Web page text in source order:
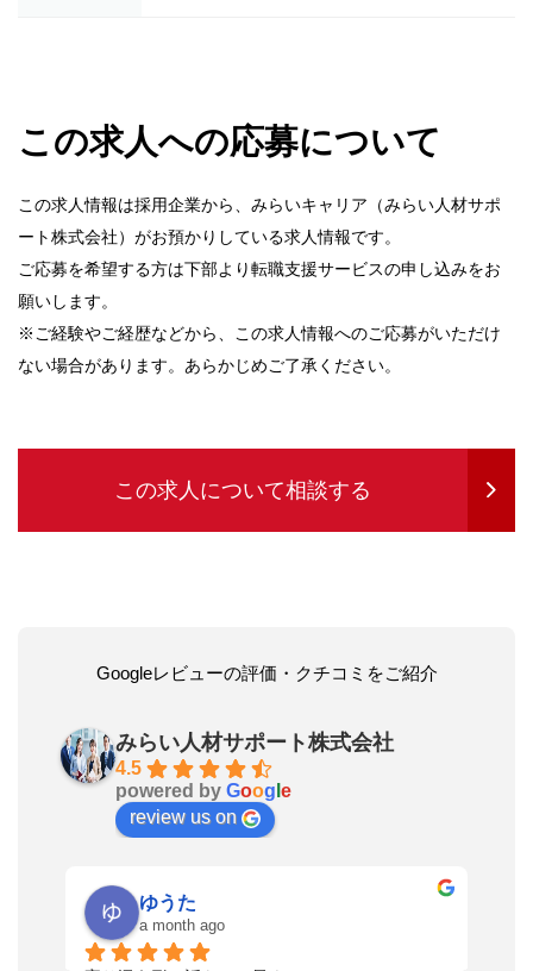
この求人への応募について
この求人情報は採用企業から、みらいキャリア（みらい人材サポ
ート株式会社）がお預かりしている求人情報です。
ご応募を希望する方は下部より転職支援サービスの申し込みをお
願いします。
※ご経験やご経歴などから、この求人情報へのご応募がいただけ
ない場合があります。あらかじめご了承ください。
この求人について相談する
Googleレビューの評価・クチコミをご紹介
みらい人材サポート株式会社
4.5
powered by Goog e
review us on
ゆうた
a month ago